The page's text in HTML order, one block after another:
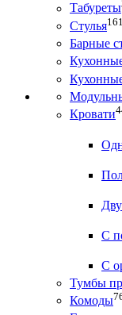
Табуреты
Стулья161
Барные
Кровати
С
С
Тумбы
Комоды